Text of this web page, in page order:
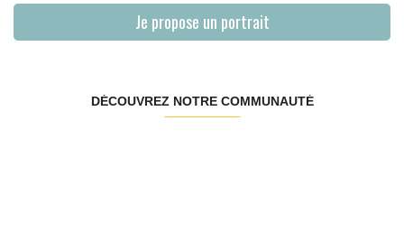
Je propose un portrait
DÉCOUVREZ NOTRE COMMUNAUTÉ